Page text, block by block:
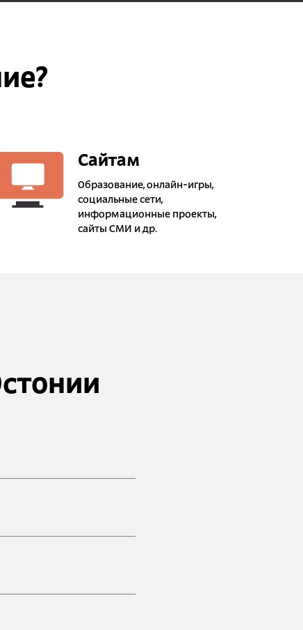
Сайтам
Образование, онлайн-игры,
социальные сети,
информационные проекты,
сайты СМИ и др.